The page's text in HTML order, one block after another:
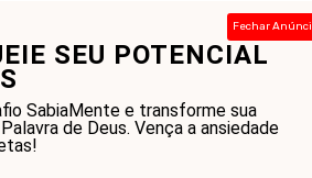
SEU POTENCIAL
SabiaMente e transforme sua
de Deus. Vença a ansiedade
Fechar
Menu